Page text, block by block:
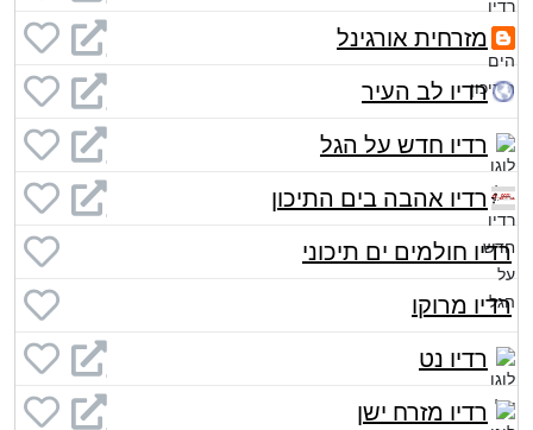
מזרחית אורגינל
רדיו לב העיר
רדיו חדש על הגל
רדיו אהבה בים התיכון
רדיו חולמים ים תיכוני
רדיו מרוקו
רדיו נט
רדיו מזרח ישן